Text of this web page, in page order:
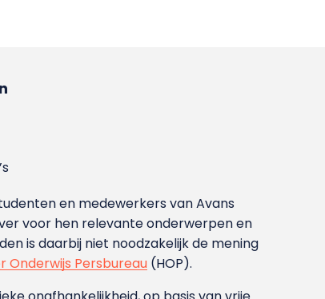
en medewerkers van Avans
voor hen relevante onderwerpen en
is daarbij niet noodzakelijk de mening
Onderwijs Persbureau (HOP).